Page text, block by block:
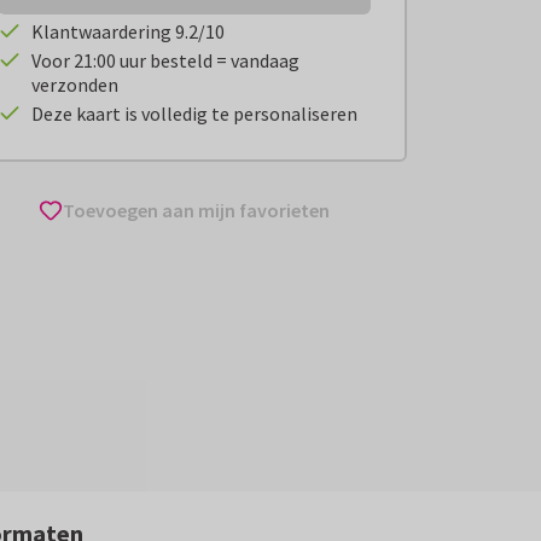
Klantwaardering 9.2/10
Voor 21:00 uur besteld = vandaag
verzonden
Deze kaart is volledig te personaliseren
Toevoegen aan mijn favorieten